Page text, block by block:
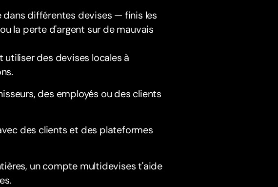
différentes devises — finis les
la perte d'argent sur de mauvais
utiliser des devises locales à
des employés ou des clients
des clients et des plateformes
un compte multidevises t'aide